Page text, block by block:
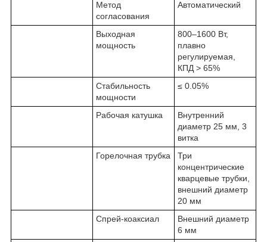
Метод
согласования
Автоматический
Выходная
мощность
800–1600 Вт,
плавно
регулируемая,
КПД > 65%
Стабильность
мощности
≤ 0.05%
Рабочая катушка
Внутренний
диаметр 25 мм, 3
витка
Горелочная трубка
Три
концентрические
кварцевые трубки,
внешний диаметр
20 мм
Спрей-коаксиал
Внешний диаметр
6 мм